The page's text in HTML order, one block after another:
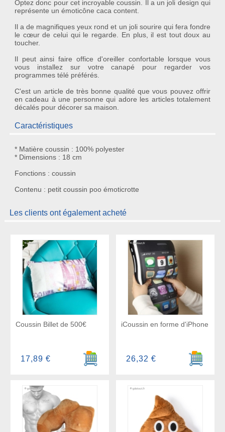
Optez donc pour cet incroyable coussin . Il a un joli design qui
représente un émoticône caca content.
Il a de magnifiques yeux rond et un joli sourire qui fera fondre
le cœur de celui qui le regarde. En plus, il est tout doux au
toucher.
Il peut ainsi faire office d'oreiller confortable lorsque vous
vous installez sur votre canapé pour regarder vos
programmes télé préférés.
C'est un article de très bonne qualité que vous pouvez offrir
en cadeau à une personne qui adore les articles totalement
décalés pour décorer sa maison.
Caractéristiques
* Matière coussin : 100% polyester
* Dimensions : 18 cm
Fonctions : coussin
Contenu : petit coussin poo émoticrotte
Les clients ont également acheté
Coussin Billet de 500€
Ajouter au panier
17,89 €
iCoussin en forme d'iPhone
Ajouter
26,32 €